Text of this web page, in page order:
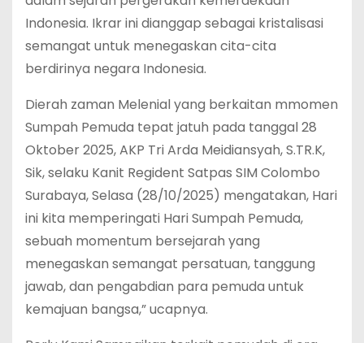
Indonesia. Ikrar ini dianggap sebagai kristalisasi
semangat untuk menegaskan cita-cita
berdirinya negara Indonesia.
Dierah zaman Melenial yang berkaitan mmomen
Sumpah Pemuda tepat jatuh pada tanggal 28
Oktober 2025, AKP Tri Arda Meidiansyah, S.TR.K,
Sik, selaku Kanit Regident Satpas SIM Colombo
Surabaya, Selasa (28/10/2025) mengatakan, Hari
ini kita memperingati Hari Sumpah Pemuda,
sebuah momentum bersejarah yang
menegaskan semangat persatuan, tanggung
jawab, dan pengabdian para pemuda untuk
kemajuan bangsa,” ucapnya.